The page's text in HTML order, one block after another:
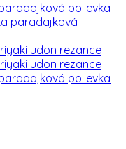
polievka
paradajková
udon rezance
udon rezance
polievka